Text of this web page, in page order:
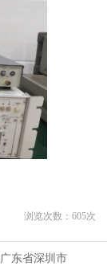
浏览次数： 605次
广东省深圳市